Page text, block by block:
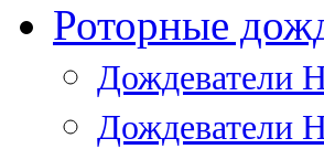
Роторные
Дождеватели
Дождеватели